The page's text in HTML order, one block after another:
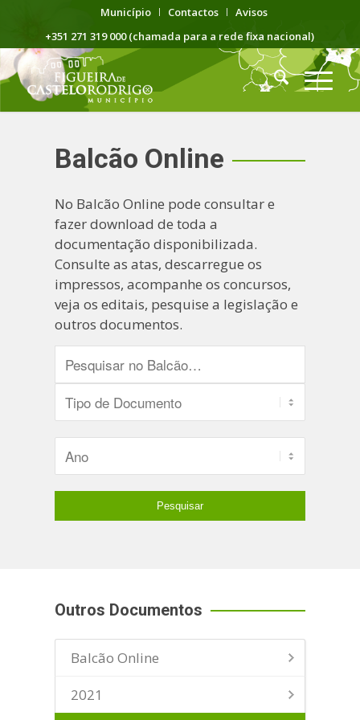
Município Contactos
Avisos
+351 271 319 000 (chamada para a rede fixa nacional)
Balcão Online
No Balcão Online pode consultar e
fazer download de toda a
documentação disponibilizada.
Consulte as atas, descarregue os
impressos, acompanhe os concursos,
veja os editais, pesquise a legislação e
outros documentos.
Outros Documentos
Balcão Online
2021